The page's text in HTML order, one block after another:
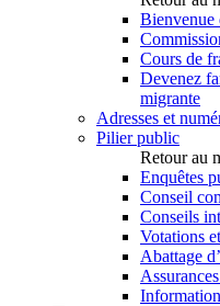
Bienvenue
Cours de
Devenez
migrante
Adresses et
Pilier public
Retour au
Enquêtes
Conseil
Conseils
Votations
Abattage